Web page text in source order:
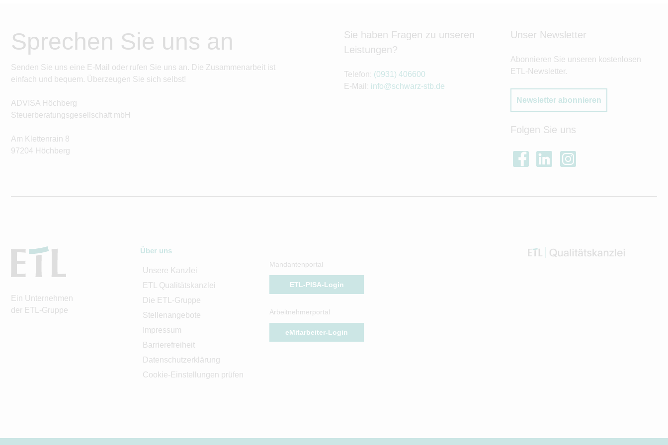
Sprechen Sie uns an
Senden Sie uns eine E-Mail oder rufen Sie uns an. Die Zusammenarbeit ist
einfach und bequem. Überzeugen Sie sich selbst!
ADVISA Höchberg
Steuerberatungsgesellschaft mbH
Am Klettenrain 8
97204 Höchberg
Sie haben Fragen zu unseren
Leistungen?
Telefon: (0931) 406600
E-Mail: info@schwarz-stb.de
Unser Newsletter
Abonnieren Sie unseren kostenlosen
ETL-Newsletter.
Newsletter abonnieren
Folgen Sie uns
Ein Unternehmen
der ETL-Gruppe
Über uns
Unsere Kanzlei
ETL Qualitätskanzlei
Die ETL-Gruppe
Stellenangebote
Impressum
Barrierefreiheit
Datenschutzerklärung
Cookie-Einstellungen prüfen
Mandantenportal
ETL-PISA-Login
Arbeitnehmerportal
eMitarbeiter-Login